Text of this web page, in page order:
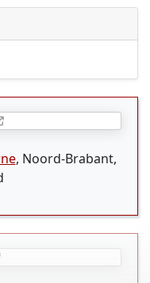
, Noord-Brabant,